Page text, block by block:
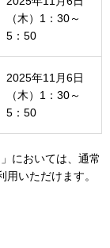
（木）1：30～
5：50
2025年11月6日
（木）1：30～
5：50
においては、通常
いただけます。